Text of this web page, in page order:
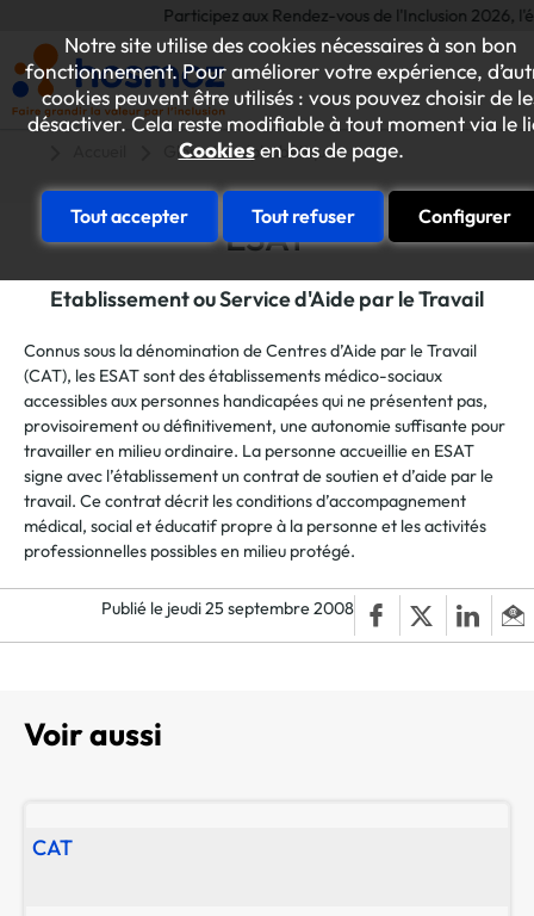
Notre site utilise des cookies nécessaires à son bon
fonctionnement. Pour améliorer votre expérience,
cookies peuvent être utilisés : vous pouvez choisir de
désactiver. Cela reste modifiable à tout moment via le
Cookiesen bas de page.
Tout accepter Tout refuser Configurer
Participez aux Rendez-vous de l'Inclusion 2026,
Glossaire alphabétique
ESAT
Etablissement ou Service d'Aide par le Travail
Connus sous la dénomination de Centres d’Aide par le Travail
(CAT), les ESAT sont des établissements médico-sociaux
accessibles aux personnes handicapées qui ne présentent pas,
provisoirement ou définitivement, une autonomie suffisante pour
travailler en milieu ordinaire. La personne accueillie en ESAT
signe avec l’établissement un contrat de soutien et d’aide par le
travail. Ce contrat décrit les conditions d’accompagnement
médical, social et éducatif propre à la personne et les activités
professionnelles possibles en milieu protégé.
Publié le jeudi 25 septembre 2008
Voir aussi
CAT